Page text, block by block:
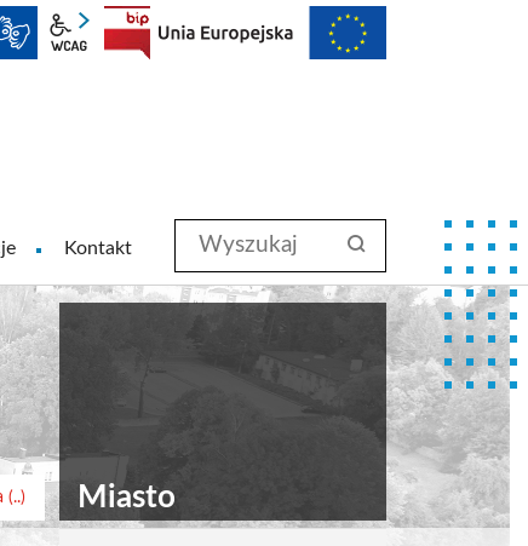
YouTube
wcag2.1 BIP
Kontakt
Wyszukaj
serwisie
szukaj
#search-submit
(..) Miasto